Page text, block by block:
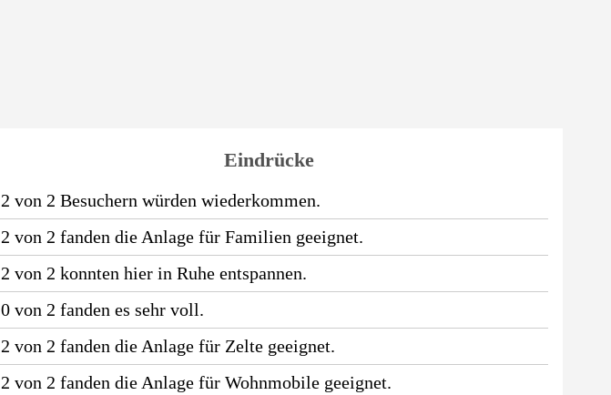
Eindrücke
2 von 2 Besuchern würden wiederkommen.
2 von 2 fanden die Anlage für Familien geeignet.
2 von 2 konnten hier in Ruhe entspannen.
0 von 2 fanden es sehr voll.
2 von 2 fanden die Anlage für Zelte geeignet.
2 von 2 fanden die Anlage für Wohnmobile geeignet.